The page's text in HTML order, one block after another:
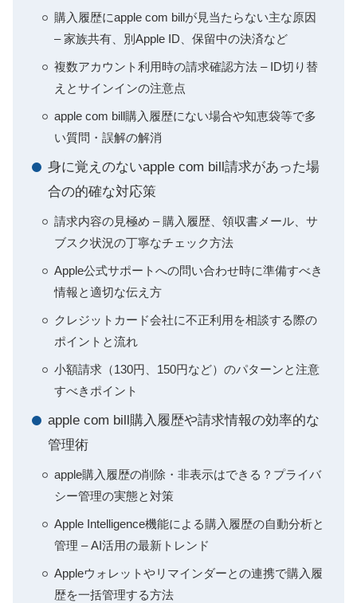
購入履歴にapple com billが見当たらない主な原因
– 家族共有、別Apple ID、保留中の決済など
複数アカウント利用時の請求確認方法 – ID切り替
えとサインインの注意点
apple com bill購入履歴にない場合や知恵袋等で多
い質問・誤解の解消
身に覚えのないapple com bill請求があった場
合の的確な対応策
請求内容の見極め – 購入履歴、領収書メール、サ
ブスク状況の丁寧なチェック方法
Apple公式サポートへの問い合わせ時に準備すべき
情報と適切な伝え方
クレジットカード会社に不正利用を相談する際の
ポイントと流れ
小額請求（130円、150円など）のパターンと注意
すべきポイント
apple com bill購入履歴や請求情報の効率的な
管理術
apple購入履歴の削除・非表示はできる？プライバ
シー管理の実態と対策
Apple Intelligence機能による購入履歴の自動分析と
管理 – AI活用の最新トレンド
Appleウォレットやリマインダーとの連携で購入履
歴を一括管理する方法